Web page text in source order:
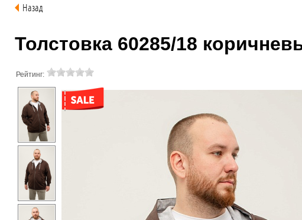
Назад
Толстовка 60285/18
Рейтинг: